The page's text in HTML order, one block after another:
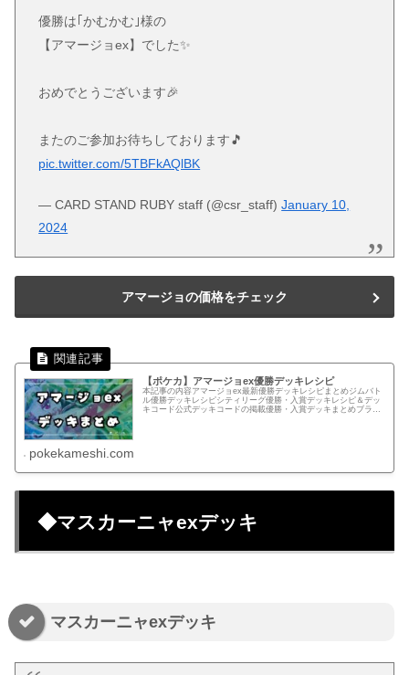
優勝は｢かむかむ｣様の
【アマージョex】でした✨
おめでとうございます🎉
またのご参加お待ちしております🎵
pic.twitter.com/5TBFkAQlBK
— CARD STAND RUBY staff (@csr_staff)January 10,
2024
アマージョの価格をチェック
【ポケカ】アマージョex優勝デッキレシピ
本記事の内容アマージョex最新優勝デッキレシピまとめジムバト
ル優勝デッキレシピシティリーグ優勝・入賞デッキレシピ＆デッ
キコード公式デッキコードの掲載優勝・入賞デッキまとめブラッ
pokekameshi.com
◆マスカーニャexデッキ
マスカーニャexデッキ